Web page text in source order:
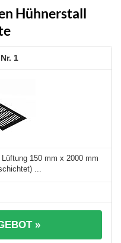
Hühnerstall
1
150 mm x 2000 mm
...
»